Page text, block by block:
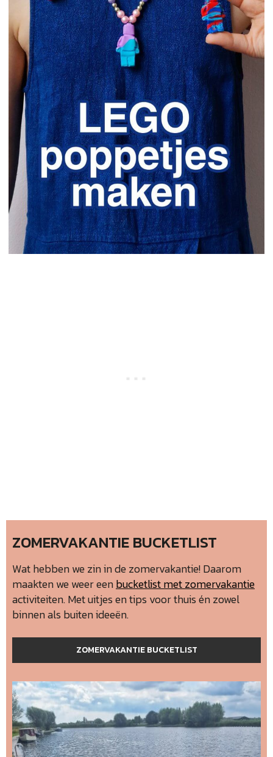
ZOMERVAKANTIE BUCKETLIST
Wat hebben we zin in de zomervakantie! Daarom
maakten we weer eenbucketlist met zomervakantie
activiteiten. Met uitjes en tips voor thuis én zowel
binnen als buiten ideeën.
ZOMERVAKANTIE BUCKETLIST